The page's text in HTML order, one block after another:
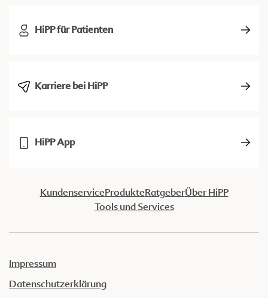
HiPP für Patienten
Karriere bei HiPP
HiPP App
KundenserviceProdukteRatgeberÜber HiPP
Tools und Services
Impressum
Datenschutzerklärung